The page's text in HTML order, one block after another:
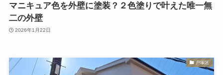
マニキュア色を外壁に塗装？２色塗りで叶えた唯一無
二の外壁
2026年1月22日
戸塚区